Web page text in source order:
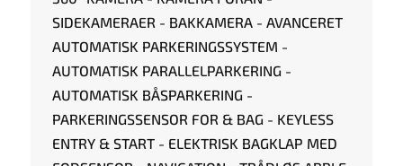
SIDEKAMERAER - BAKKAMERA - AVANCERET
AUTOMATISK PARKERINGSSYSTEM -
AUTOMATISK PARALLELPARKERING -
AUTOMATISK BÅSPARKERING -
PARKERINGSSENSOR FOR & BAG - KEYLESS
ENTRY & START - ELEKTRISK BAGKLAP MED